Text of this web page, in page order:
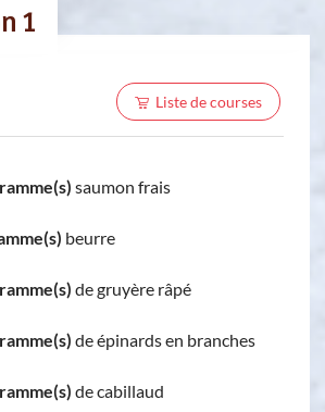
1
Liste de courses
saumon frais
beurre
de gruyère râpé
de épinards en branches
de cabillaud